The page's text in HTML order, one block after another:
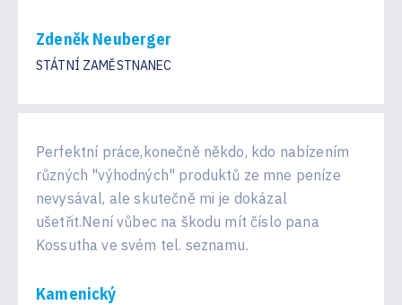
Zdeněk Neuberger
STÁTNÍ ZAMĚSTNANEC
Perfektní práce,konečně někdo, kdo nabízením
různých "výhodných" produktů ze mne peníze
nevysával, ale skutečně mi je dokázal
ušetřit.Není vůbec na škodu mít číslo pana
Kossutha ve svém tel. seznamu.
Kamenický